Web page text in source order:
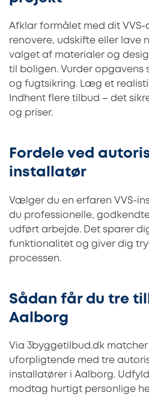
Afklar formålet med dit VVS-
renovere, udskifte eller lave
valget af materialer og
til boligen. Vurder opgavens
og fugtsikring. Læg et
Indhent flere tilbud – det
og priser.
Fordele ved
installatør
Vælger du en erfaren VVS-
du professionelle,
udført arbejde. Det sparer
funktionalitet og giver dig
processen.
Sådan får du tre
Aalborg
Via 3byggetilbud.dk
uforpligtende med tre
installatører i Aalborg.
modtag hurtigt personlige